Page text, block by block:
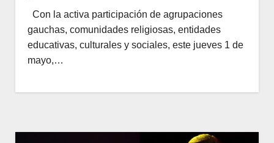
Con la activa participación de agrupaciones
gauchas, comunidades religiosas, entidades
educativas, culturales y sociales, este jueves 1 de
mayo,…